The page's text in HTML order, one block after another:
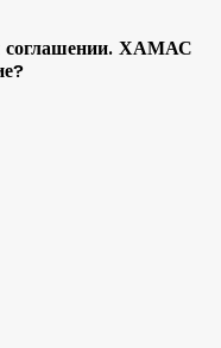
соглашении. ХАМАС